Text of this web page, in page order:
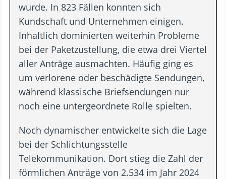
wurde. In 823 Fällen konnten sich
Kundschaft und Unternehmen einigen.
Inhaltlich dominierten weiterhin Probleme
bei der Paketzustellung, die etwa drei Viertel
aller Anträge ausmachten. Häufig ging es
um verlorene oder beschädigte Sendungen,
während klassische Briefsendungen nur
noch eine untergeordnete Rolle spielten.
Noch dynamischer entwickelte sich die Lage
bei der Schlichtungsstelle
Telekommunikation. Dort stieg die Zahl der
förmlichen Anträge von 2.534 im Jahr 2024